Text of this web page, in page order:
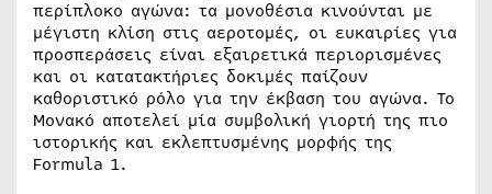
περίπλοκο αγώνα: τα μονοθέσια κινούνται με
μέγιστη κλίση στις αεροτομές, οι ευκαιρίες για
προσπεράσεις είναι εξαιρετικά περιορισμένες
και οι κατατακτήριες δοκιμές παίζουν
καθοριστικό ρόλο για την έκβαση του αγώνα. Το
Μονακό αποτελεί μία συμβολική γιορτή της πιο
ιστορικής και εκλεπτυσμένης μορφής της
Formula 1.